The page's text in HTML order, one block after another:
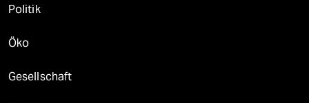
Politik
Öko
Gesellschaft